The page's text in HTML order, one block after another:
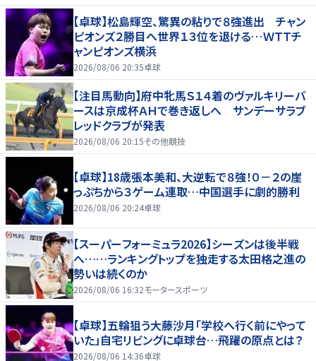
【卓球】松島輝空、驚異の粘りで８強進出 チャン
ピオンズ２勝目へ世界１３位を退ける…ＷＴＴチ
ャンピオンズ横浜
2026/08/06 20:35卓球
【注目馬動向】府中牝馬Ｓ１４着のヴァルキリーバ
ースは京成杯ＡＨで巻き返しへ サンデーサラブ
レッドクラブが発表
2026/08/06 20:15その他競技
【卓球】18歳張本美和、大逆転で８強！０－２の崖
っぷちから３ゲーム連取…中国選手に劇的勝利
2026/08/06 20:24卓球
【スーパーフォーミュラ2026】シーズンは後半戦
へ……ランキングトップを独走する太田格之進の
勢いは続くのか
2026/08/06 16:32モータースポーツ
【卓球】五輪狙う大藤沙月「学校へ行く前にやって
いた」自宅リビングに卓球台…飛躍の原点とは？
2026/08/06 14:36卓球